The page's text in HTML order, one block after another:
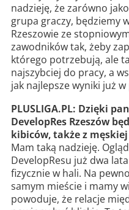
nadzieję, że zarówno
grupa graczy, będziemy
Rzeszowie ze
zawodników tak, żeby
którego potrzebują, ale
najszybciej do pracy, a
jak najlepsze wyniki już
PLUSLIGA.PL: Dzięki
DevelopRes Rzeszów
kibiców, także z
Mam taką nadzieję.
DevelopResu już dwa
fizycznie w hali. Na
samym mieście i mamy
powoduje, że relacje